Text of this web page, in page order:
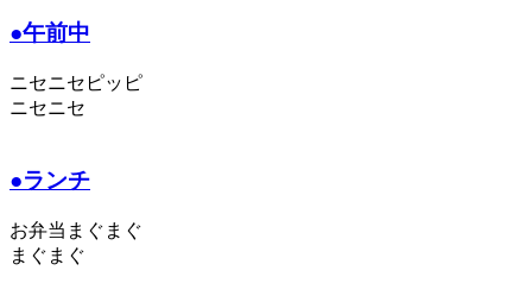
●午前中
ニセニセピッピ
ニセニセ
●ランチ
お弁当まぐまぐ
まぐまぐ